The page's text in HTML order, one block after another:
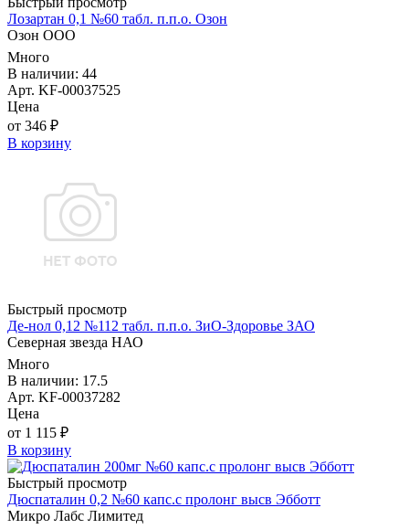
Лозартан 0,1 №60 табл. п.п.о. Озон
Озон ООО
Много
В наличии: 44
Арт. KF-00037525
Цена
от 346 ₽
В корзину
Быстрый просмотр
Де-нол 0,12 №112 табл. п.п.о. ЗиО-Здоровье ЗАО
Северная звезда НАО
Много
В наличии: 17.5
Арт. KF-00037282
Цена
от 1 115 ₽
В корзину
Быстрый просмотр
Дюспаталин 0,2 №60 капс.с пролонг высв Эбботт
Микро Лабс Лимитед